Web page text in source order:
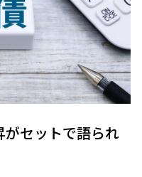
セットで語られ